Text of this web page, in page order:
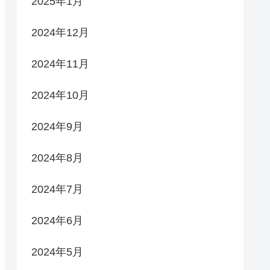
2024年12月
2024年11月
2024年10月
2024年9月
2024年8月
2024年7月
2024年6月
2024年5月